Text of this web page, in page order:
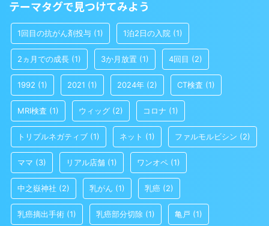
テーマタグで見つけてみよう
1回目の抗がん剤投与 (1) 1泊2日の入院 (1)
2ヵ月での成長 (1) 3か月放置 (1) 4回目 (2)
1992 (1) 2021 (1) 2024年 (2) CT検査 (1)
MRI検査 (1) ウィッグ (2) コロナ (1)
トリプルネガティブ (1) ネット (1) ファルモルビシン (2)
ママ (3) リアル店舗 (1) ワンオペ (1)
中之嶽神社 (2) 乳がん (1) 乳癌 (2)
乳癌摘出手術 (1) 乳癌部分切除 (1) 亀戸 (1)